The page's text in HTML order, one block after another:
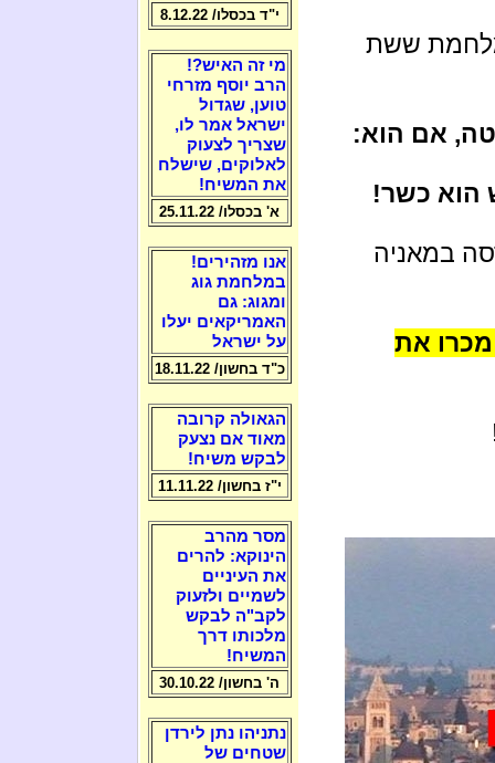
ששת
אם הוא:
הוא כשר!
במאניה
מכרו את
י"ד בכסלו/ 8.12.22
מי זה האיש?!
הרב יוסף מזרחי
טוען, שגדול
ישראל אמר לו,
שצריך לצעוק
לאלוקים, שישלח
את המשיח!
א' בכסלו/ 25.11.22
אנו מזהירים!
במלחמת גוג
ומגוג: גם
האמריקאים יעלו
על ישראל
כ"ד בחשון/ 18.11.22
הגאולה קרובה
מאוד אם נצעק
לבקש משיח!
י"ז בחשון/ 11.11.22
מסר מהרב
הינוקא: להרים
את העיניים
לשמיים ולזעוק
לקב"ה לבקש
מלכותו דרך
המשיח!
ה' בחשון/ 30.10.22
נתניהו נתן לירדן
שטחים של